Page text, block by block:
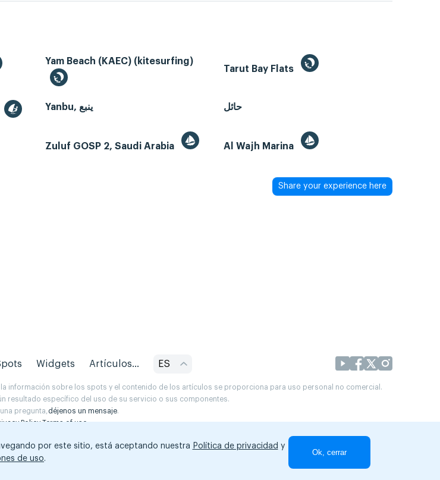
Yam Beach (KAEC) (kitesurfing)
Tarut Bay Flats
Yanbu, ينبع حائل
Zuluf GOSP 2, Saudi Arabia Al Wajh Marina
Share your experience here
Widgets Artículos... ES
información sobre los spots y el contenido de los artículos se proporciona para uso personal no comercial.
resultado específico del uso de su servicio o sus componentes.
pregunta,déjenos un mensaje.
Policy Terms of use
por este sitio, está aceptando nuestra Política de privacidad y
de uso.
Ok, cerrar